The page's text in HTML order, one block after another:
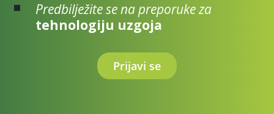
Predbilježite se na preporuke za
tehnologiju uzgoja
Prijavi se